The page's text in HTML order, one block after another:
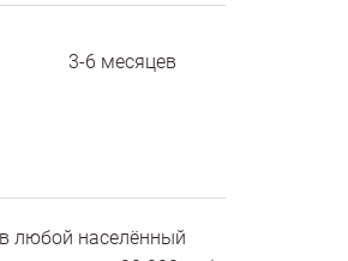
3-6 месяцев
любой населённый